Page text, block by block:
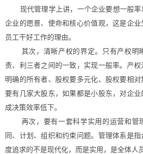
现代管理学上讲，一个企业要想一般率
企业的愿景、使命和核心价值观，这是企
员工干好工作的理由。
其次，清晰产权的界定。只有产权明晰
责、利三者之间的一致，实现一般率。产
明确的所有者、股权要多元化、股权要相
要有几家大股东，如果都是小股东，对企
成决策效率低下。
再次，要有一套科学实用的运营和管
同、计划、组织和约束问题。管理体系是
度追求的不是现代化，而是实用，是全体人